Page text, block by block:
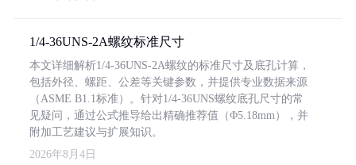
1/4-36UNS-2A螺纹标准尺寸
本文详细解析1/4-36UNS-2A螺纹的标准尺寸及底孔计算，
包括外径、螺距、公差等关键参数，并提供专业数据来源
（ASME B1.1标准）。针对1/4-36UNS螺纹底孔尺寸的常
见疑问，通过公式推导给出精确推荐值（Φ5.18mm），并
附加工艺建议与扩展知识。
2026年8月4日